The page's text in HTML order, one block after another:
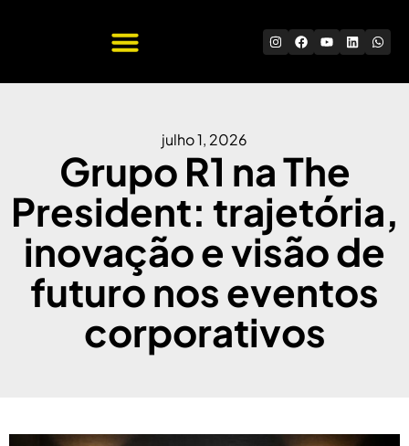
julho 1, 2026
Grupo R1 na The
President: trajetória,
inovação e visão de
futuro nos eventos
corporativos